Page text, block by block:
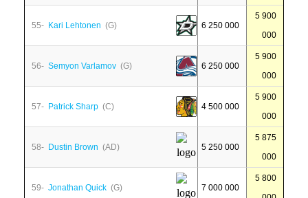
55- Kari Lehtonen (G) 6 250 000
5 900
000
56- Semyon Varlamov (G) 6 250 000
5 900
000
57- Patrick Sharp (C) 4 500 000
5 900
000
58- Dustin Brown (AD) 5 250 000
5 875
000
59- Jonathan Quick (G) 7 000 000
5 800